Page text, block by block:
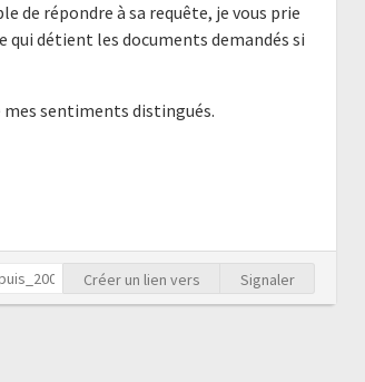
de répondre à sa requête, je vous prie
détient les documents demandés si
mes sentiments distingués.
Créer un lien vers Signaler